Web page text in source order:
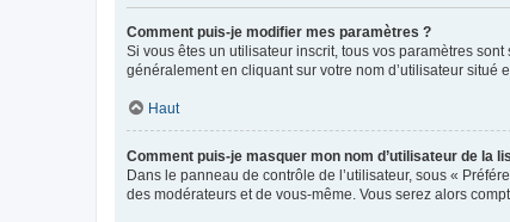
Comment puis-je modifier mes paramètres ?
Si vous êtes un utilisateur inscrit, tous vos paramètres
généralement en cliquant sur votre nom d’utilisateur situé
Haut
Comment puis-je masquer mon nom d’utilisateur de la
Dans le panneau de contrôle de l’utilisateur, sous «
des modérateurs et de vous-même. Vous serez alors